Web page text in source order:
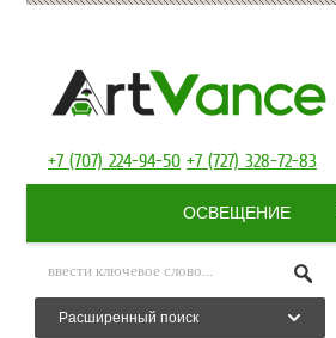
+7 (707) 224-94-50 +7 (727) 328-72-83
ОСВЕЩЕНИЕ
Расширенный поиск